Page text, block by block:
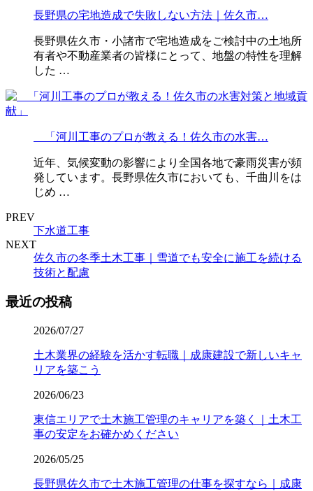
長野県の宅地造成で失敗しない方法｜佐久市…
長野県佐久市・小諸市で宅地造成をご検討中の土地所
有者や不動産業者の皆様にとって、地盤の特性を理解
した …
「河川工事のプロが教える！佐久市の水害…
近年、気候変動の影響により全国各地で豪雨災害が頻
発しています。長野県佐久市においても、千曲川をは
じめ …
PREV
下水道工事
NEXT
佐久市の冬季土木工事｜雪道でも安全に施工を続ける
技術と配慮
最近の投稿
2026/07/27
土木業界の経験を活かす転職｜成康建設で新しいキャ
リアを築こう
2026/06/23
東信エリアで土木施工管理のキャリアを築く｜土木工
事の安定をお確かめください
2026/05/25
長野県佐久市で土木施工管理の仕事を探すなら｜成康